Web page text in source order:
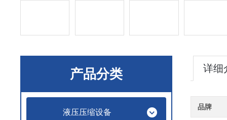
产品分类
液压压缩设备
详细
品牌